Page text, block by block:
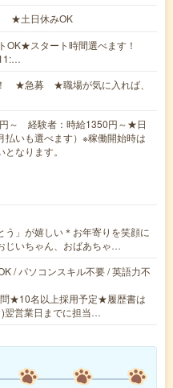
★土日休みOK
OK★スタート時間選べます！
★急募 ★職場が気に入れば、
～ 経験者：時給1350円～★日
払いも選べます）※稼働開始時は
なります。
う」が嬉しい＊お年寄りを笑顔に
じいちゃん、おばあちゃ…
/ パソコンスキル不要 / 英語力不
★10名以上採用予定★履歴書は
翌営業日までに担当…